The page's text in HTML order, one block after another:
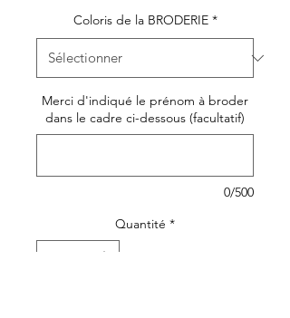
Coloris de la BRODERIE *
Merci d'indiqué le prénom à broder
dans le cadre ci-dessous (facultatif)
0/500
Quantité *